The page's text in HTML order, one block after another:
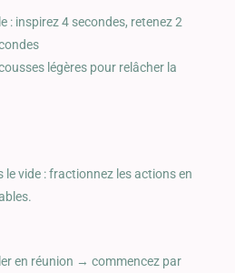
: inspirez 4 secondes, retenez 2
légères pour relâcher la
le vide : fractionnez les actions en
en réunion → commencez par